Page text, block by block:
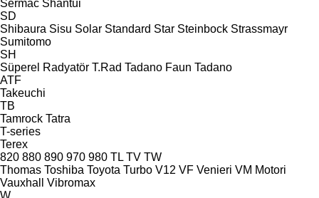
Sermac Shantui
SD
Shibaura Sisu Solar Standard Star Steinbock Strassmayr
Sumitomo
SH
Süperel Radyatör T.Rad Tadano Faun Tadano
ATF
Takeuchi
TB
Tamrock Tatra
T-series
Terex
820 880 890 970 980 TL TV TW
Thomas Toshiba Toyota Turbo V12 VF Venieri VM Motori
Vauxhall
Vibromax
W